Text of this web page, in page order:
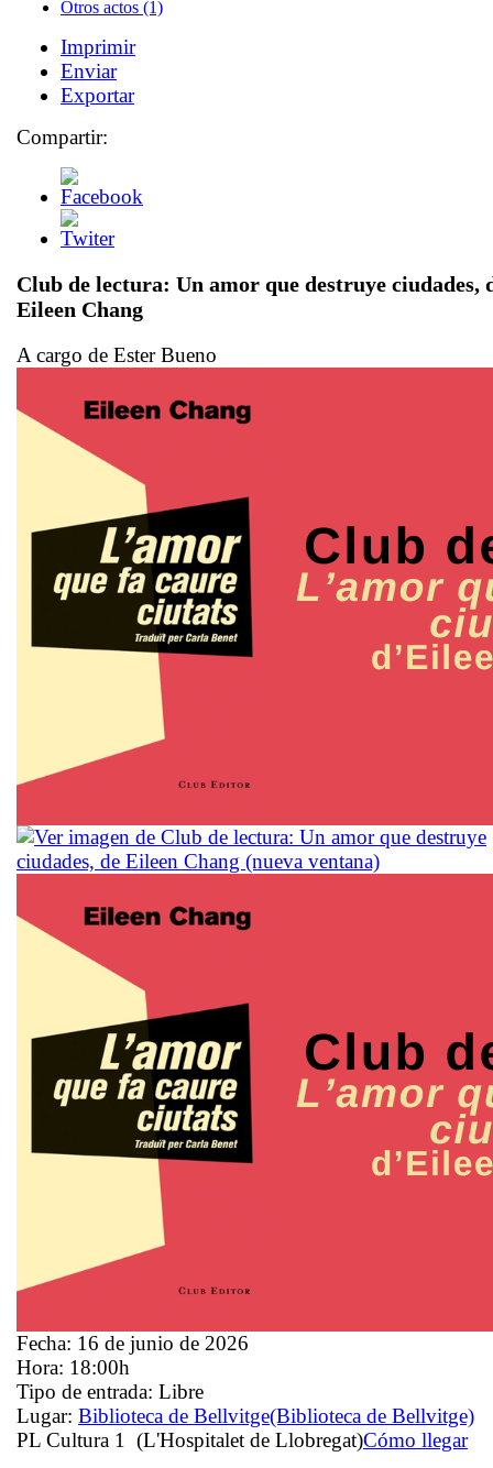
Otros actos (1)
Imprimir
Enviar
Exportar
Compartir:
Club de lectura: Un amor que destruye ciudades,
Eileen Chang
A cargo de Ester Bueno
Fecha: 16 de junio de 2026
Hora: 18:00h
Tipo de entrada: Libre
Lugar: Biblioteca de Bellvitge(Biblioteca de Bellvitge)
PL Cultura 1 (L'Hospitalet de Llobregat)Cómo llegar